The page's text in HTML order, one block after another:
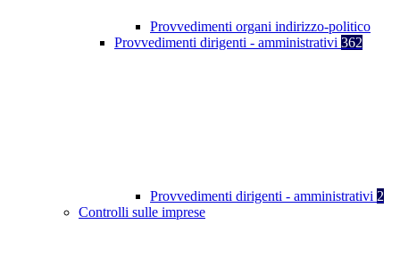
Provvedimenti organi indirizzo-politico
Provvedimenti dirigenti - amministrativi 362
Provvedimenti dirigenti - amministrativi 2
Controlli sulle imprese